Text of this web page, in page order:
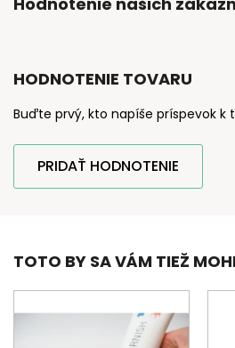
HODNOTENIE TOVARU
Buďte prvý, kto napíše príspevok k
PRIDAŤ HODNOTENIE
TOTO BY SA VÁM TIEŽ